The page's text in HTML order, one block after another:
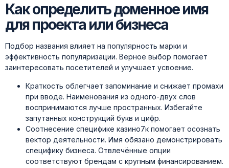
Как определить доменное имя
для проекта или бизнеса
Подбор названия влияет на популярность марки и
эффективность популяризации. Верное выбор помогает
заинтересовать посетителей и улучшает усвоение.
Краткость облегчает запоминание и снижает промахи
при вводе. Наименования из одного-двух слов
воспринимаются лучше пространных. Избегайте
запутанных конструкций букв и цифр.
Соотнесение специфике казино7к помогает осознать
вектор деятельности. Имя обязано демонстрировать
специфику бизнеса. Отвлечённые опции
соответствуют брендам с крупным финансированием.